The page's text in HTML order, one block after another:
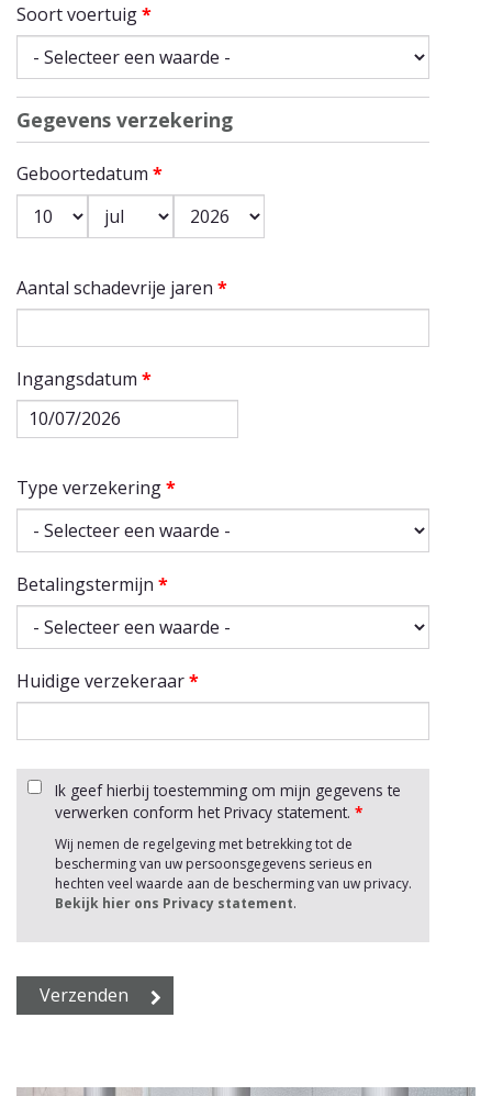
Soort voertuig*
Gegevens verzekering
Geboortedatum *
Dag
Maand * Jaar*
Aantal schadevrije jaren *
Ingangsdatum *
Datum
Type verzekering*
Betalingstermijn *
Huidige verzekeraar*
Ik geef hierbij toestemming om mijn gegevens te
verwerken conform het Privacy statement. *
Wij nemen de regelgeving met betrekking tot de
bescherming van uw persoonsgegevens serieus en
hechten veel waarde aan de bescherming van uw privacy.
Bekijk hier ons Privacy statement.